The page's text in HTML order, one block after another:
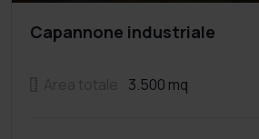
Capannone industriale
3.500 mq